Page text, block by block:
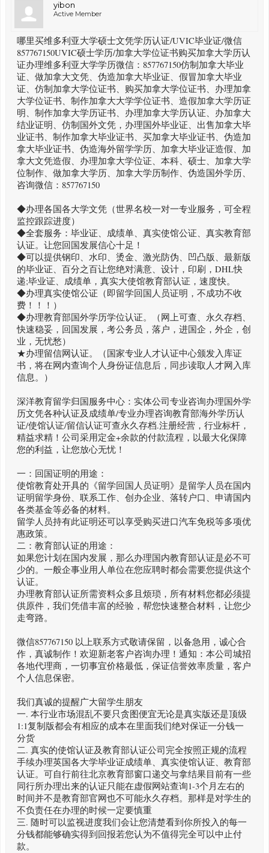
yibon
Active Member
哪里买维多利亚大学硕士文凭学历认证/UVIC毕业证/微信
857767150UVIC硕士学历/加拿大学位证书购买加拿大学历认
证办理维多利亚大学学历微信：857767150仿制加拿大毕业
证、做加拿大文凭、伪造加拿大毕业证、假冒加拿大毕业
证、仿制加拿大学位证书、购买加拿大学位证书、办理加拿
大学位证书、制作加拿大大学学位证书、造假加拿大学历证
明、制作加拿大学历证书、办理加拿大学历认证、办加拿大
结业证明、仿制国外文凭，办理国外毕业证、出售加拿大毕
业证书、制作加拿大毕业证书、买加拿大毕业证书、伪造加
拿大毕业证书、伪造海外留学学历、加拿大毕业证造假、加
拿大文凭造假、办理加拿大学位证、本科、硕士、加拿大学
位制作、做加拿大学历、加拿大学历制作、伪造国外学历、
咨询微信：857767150
◆办理各国各大学文凭（世界名校一对一专业服务，可全程
监控跟踪进度）
◆全套服务：毕业证、成绩单、真实使馆公证、真实教育部
认证。让您回国发展信心十足！
◆可以提供钢印、水印、烫金、激光防伪、凹凸版、最新版
的毕业证、百分之百让您绝对满意、设计，印刷，DHL快
递;毕业证、成绩单，真实大使馆教育部认证，速度快。
◆办理真实使馆公证（即留学回国人员证明，不成功不收
费！！！）
◆办理教育部国外学历学位认证。（网上可查、永久存档、
快速稳妥，回国发展，考公务员，落户，进国企，外企，创
业，无忧愁）
★办理留信网认证。（国家专业人才认证中心颁发入库证
书，将在网内查询个人身份证信息后，同步读取人才网入库
信息。）
深洋教育留学归国服务中心：实体公司专业咨询办理国外学
历文凭各种认证及成绩单/专业办理咨询教育部海外学历认
证/使馆认证/留信认证可查永久存档.注册经营，行业标杆，
精益求精！公司采用定金+余款的付款流程，以最大化保障
您的利益，让您放心无忧！
一：回国证明的用途：
使馆教育处开具的《留学回国人员证明》是留学人员在国内
证明留学身份、联系工作、创办企业、落转户口、申请国内
各类基金等必备的材料。
留学人员持有此证明还可以享受购买进口汽车免税等多项优
惠政策。
二：教育部认证的用途：
如果您计划在国内发展，那么办理国内教育部认证是必不可
少的。一般企事业用人单位在您应聘时都会需要您提供这个
认证。
办理教育部认证所需资料众多且烦琐，所有材料您都必须提
供原件，我们凭借丰富的经验，帮您快速整合材料，让您少
走弯路。
微信857767150 以上联系方式敬请保留，以备急用，诚心合
作，真诚制作！欢迎新老客户咨询办理！通知：本公司城招
各地代理商，一切事宜价格最低，保证信誉效率质量，客户
个人信息保密。
我们真诚的提醒广大留学生朋友
一. 本行业市场混乱不要只贪图便宜无论是真实版还是顶级
1:1复制版都会有相应的成本在里面我们绝对保证一分钱一
分货
二. 真实的使馆认证及教育部认证公司完全按照正规的流程
手续办理英国各大学毕业证成绩单、真实使馆认证、教育部
认证。可自行前往北京教育部窗口递交与拿结果目前有一些
同行所办理出来的认证只能在虚假网站查询1-3个月左右的
时间并不是教育部官网也不可能永久存档。那样是对学生的
不负责任在办理的时候一定要慎重
三. 随时可以监视进度我们会让您清楚看到你所投入的每一
分钱都能够确实得到回报若您认为不值得完全可以中止付
款。